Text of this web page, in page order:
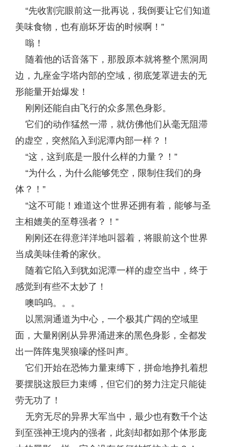
“先收割完眼前这一批再说，我倒要让它们知道
美味食物，也有崩坏牙齿的时候啊！”
嗡！
随着他的话音落下，那股原本就将整个黑洞周
边，九座金字塔内部的空域，彻底笼罩进去的无
形能量开始爆发！
刚刚还能自由飞行的众多黑色身影。
它们的动作猛然一滞，就仿佛他们从毫无阻滞
的虚空，突然陷入到泥潭内部一样？！
“这，这到底是一股什么样的力量？！”
“为什么，为什么能够凭空，限制住我们的身
体？！”
“这不可能！难道这个世界还拥有着，能够与圣
主相媲美的至尊强者？！”
刚刚还在得意洋洋地叫嚣着，将眼前这个世界
当成美味佳肴的家伙。
随着它陷入到犹如泥潭一样的虚空当中，终于
感觉到有些不太妙了！
噢呜呜。。。
以黑洞通道为中心，一个极其广阔的空域里
面，大量刚刚从异界涌进来的黑色身影，全都发
出一阵阵鬼哭狼嚎的怪叫声。
它们开始在恐怖力量束缚下，拼命地挣扎着想
要摆脱这股巨力束缚，但它们的努力注定只能徒
劳无功了！
无穷无尽的异界大军当中，最少也有数千个达
到至强神王境内的强者，此刻却都如那个体形庞